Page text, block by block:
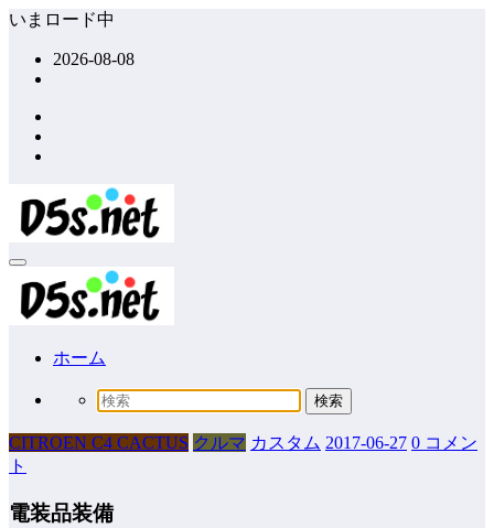
コ
ッ
プ
いまロード中
2026-08-08
ホーム
CITROEN C4 CACTUS クルマ カスタム 2017-06-27 0 コメン
ト
電装品装備